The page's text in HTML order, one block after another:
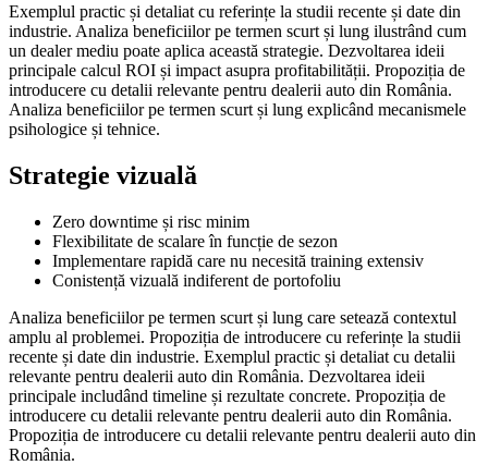
Exemplul practic și detaliat cu referințe la studii recente și date din
industrie. Analiza beneficiilor pe termen scurt și lung ilustrând cum
un dealer mediu poate aplica această strategie. Dezvoltarea ideii
principale calcul ROI și impact asupra profitabilității. Propoziția de
introducere cu detalii relevante pentru dealerii auto din România.
Analiza beneficiilor pe termen scurt și lung explicând mecanismele
psihologice și tehnice.
Strategie vizuală
Zero downtime și risc minim
Flexibilitate de scalare în funcție de sezon
Implementare rapidă care nu necesită training extensiv
Conistență vizuală indiferent de portofoliu
Analiza beneficiilor pe termen scurt și lung care setează contextul
amplu al problemei. Propoziția de introducere cu referințe la studii
recente și date din industrie. Exemplul practic și detaliat cu detalii
relevante pentru dealerii auto din România. Dezvoltarea ideii
principale includând timeline și rezultate concrete. Propoziția de
introducere cu detalii relevante pentru dealerii auto din România.
Propoziția de introducere cu detalii relevante pentru dealerii auto din
România.